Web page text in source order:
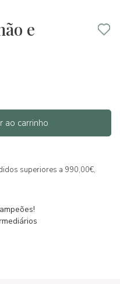
e
ao carrinho
superiores a 990,00€,